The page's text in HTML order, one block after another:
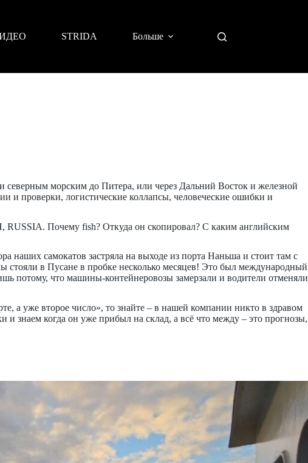
STRIDA Больше
морским до Питера, или через Дальний Восток и железной
проверки, логистические коллапсы, человеческие ошибки и
RUSSIA. Почему fish? Откуда он скопировал? С каким английским
наших самокатов застряла на выходе из порта Наньша и стоит там с
стояли в Пусане в пробке несколько месяцев! Это был международный
потому, что машины-контейнеровозы замерзали и водители отменяли
а уже второе число», то знайте – в нашей компании никто в здравом
знаем когда он уже прибыл на склад, а всё что между – это прогнозы,